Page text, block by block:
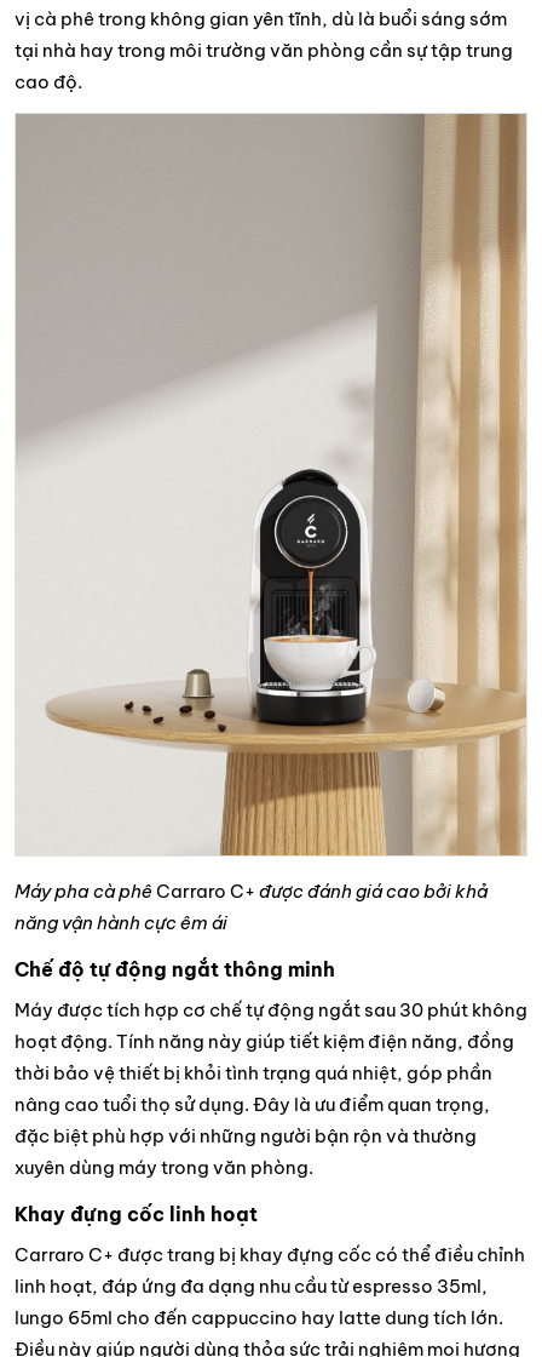
vị cà phê trong không gian yên tĩnh, dù là buổi sáng sớm
tại nhà hay trong môi trường văn phòng cần sự tập trung
cao độ.
Máy pha cà phê Carraro C+ được đánh giá cao bởi khả
năng vận hành cực êm ái
Chế độ tự động ngắt thông minh
Máy được tích hợp cơ chế tự động ngắt sau 30 phút không
hoạt động. Tính năng này giúp tiết kiệm điện năng, đồng
thời bảo vệ thiết bị khỏi tình trạng quá nhiệt, góp phần
nâng cao tuổi thọ sử dụng. Đây là ưu điểm quan trọng,
đặc biệt phù hợp với những người bận rộn và thường
xuyên dùng máy trong văn phòng.
Khay đựng cốc linh hoạt
Carraro C+ được trang bị khay đựng cốc có thể điều chỉnh
linh hoạt, đáp ứng đa dạng nhu cầu từ espresso 35ml,
lungo 65ml cho đến cappuccino hay latte dung tích lớn.
Điều này giúp người dùng thỏa sức trải nghiệm mọi hương